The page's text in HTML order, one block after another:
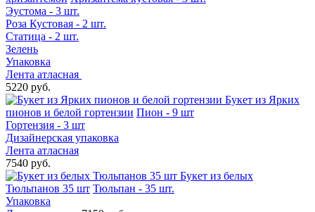
Эустома - 3 шт.
Роза Кустовая - 2 шт.
Статица - 2 шт.
Зелень
Упаковка
Лента атласная
5220 руб.
Букет из Ярких
пионов и белой гортензии Пион - 9 шт
Гортензия - 3 шт
Дизайнерская упаковка
Лента атласная
7540 руб.
Букет из белых
Тюльпанов 35 шт Тюльпан - 35 шт.
Упаковка